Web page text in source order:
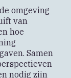
omgeving
van
hoe
Samen
nodig zijn